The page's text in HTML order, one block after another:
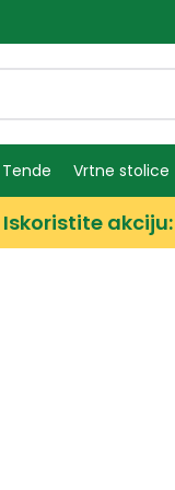
Tende Vrtne stolice
Iskoristite akciju: